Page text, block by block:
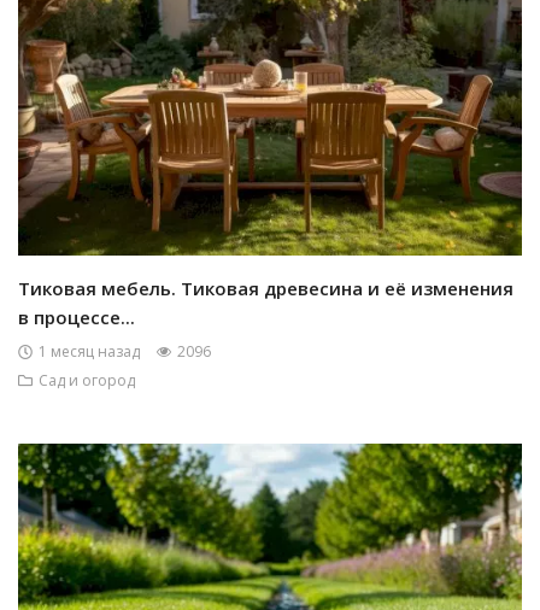
Тиковая мебель. Тиковая древесина и её изменения
в процессе...
1 месяц назад
2096
Сад и огород